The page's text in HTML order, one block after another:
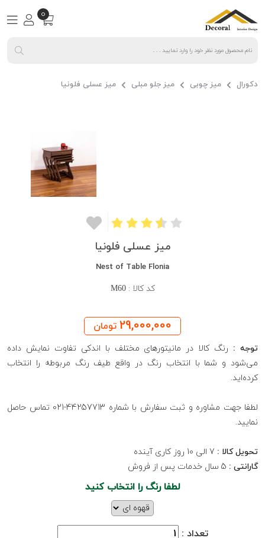
0
دکورال میز چوبی میز جلو مبلی میز عسلی فلونیا
میز عسلی فلونیا
Nest of Table Flonia
کد کالا :M60
29,000,000 تومان
توجه : رنگ کالا در مانیتورهای مختلف با اندکی تفاوت نمایش داده
می‌شود و شما با انتخاب رنگ در واقع طیف رنگ مربوطه را انتخاب
کرده‌اید.
لطفا جهت مشاوره و ثبت سفارش با شماره 44257713-021 تماس حاصل
نمایید.
تحویل کالا :
گارانتی :
لطفا رنگ را انتخاب کنید
تعداد :